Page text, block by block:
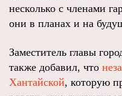
несколько с членами
они в планах и на
Заместитель главы
также добавил, что
Хантайской, которую